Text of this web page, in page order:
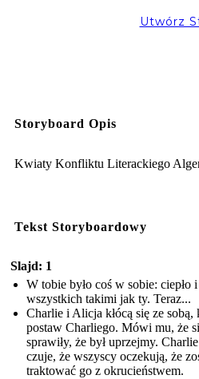
Utwórz
Storyboard Opis
Kwiaty Konfliktu Literackiego
Tekst Storyboardowy
Slajd: 1
W tobie było coś w sobie:
wszystkich takimi jak ty. Teraz...
Charlie i Alicja kłócą się ze
postaw Charliego. Mówi mu, że
sprawiły, że był uprzejmy.
czuje, że wszyscy oczekują, że
traktować go z okrucieństwem.